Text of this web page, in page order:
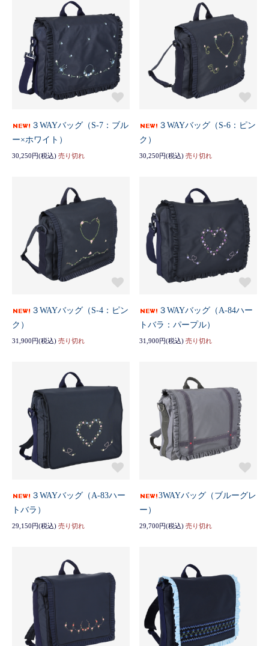
３WAYバッグ（S-7：ブル
ー×ホワイト）
30,250円(税込) 売り切れ
３WAYバッグ（S-6：ピン
ク）
30,250円(税込) 売り切れ
３WAYバッグ（S-4：ピン
ク）
31,900円(税込) 売り切れ
３WAYバッグ（A-84ハー
トバラ：パープル）
31,900円(税込) 売り切れ
３WAYバッグ（A-83ハー
トバラ）
29,150円(税込) 売り切れ
3WAYバッグ（ブルーグレ
ー）
29,700円(税込) 売り切れ